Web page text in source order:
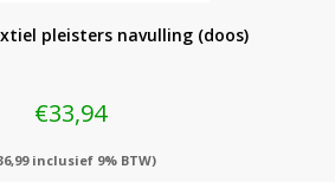
pleisters navulling (doos)
€33,94
inclusief 9% BTW)